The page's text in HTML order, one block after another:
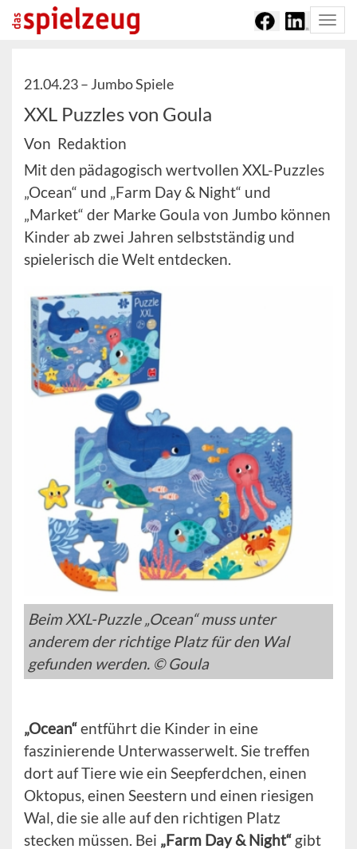
21.04.23 – Jumbo Spiele
XXL Puzzles von Goula
Von Redaktion
Mit den pädagogisch wertvollen XXL-Puzzles
„Ocean“ und „Farm Day & Night“ und
„Market“ der Marke Goula von Jumbo können
Kinder ab zwei Jahren selbstständig und
spielerisch die Welt entdecken.
Beim XXL-Puzzle „Ocean“ muss unter
anderem der richtige Platz für den Wal
gefunden werden. © Goula
„Ocean“entführt die Kinder in eine
faszinierende Unterwasserwelt. Sie treffen
dort auf Tiere wie ein Seepferdchen, einen
Oktopus, einen Seestern und einen riesigen
Wal, die sie alle auf den richtigen Platz
stecken müssen. Bei „Farm Day & Night“ gibt